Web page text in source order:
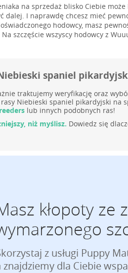
na sprzedaż blisko Ciebie
dalej. I naprawdę chcesz mieć
hodowcy, masz
szczęście wszyscy hodowcy z
spaniel
traktujemy weryfikację oraz
Niebieski spaniel pikardyjski na
lub innych podobnych ras!
niż myślisz. Dowiedz się
kłopoty ze
z usługi Puppy
znajdziemy dla Ciebie